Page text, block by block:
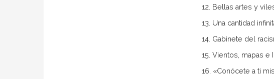
12. Bellas artes y
13. Una cantidad
14. Gabinete del
15. Vientos, mapas
16. «Conócete a ti